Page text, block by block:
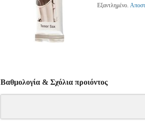
Εξαντλημένο.
Βαθμολογία & Σχόλια προιόντος